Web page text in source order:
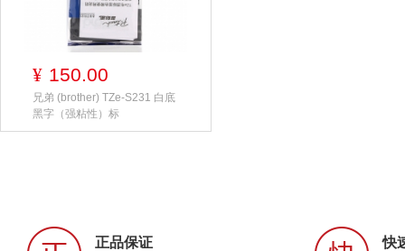
¥ 150.00
兄弟 (brother) TZe-S231 白底
黑字（强粘性）标
正品保证 快